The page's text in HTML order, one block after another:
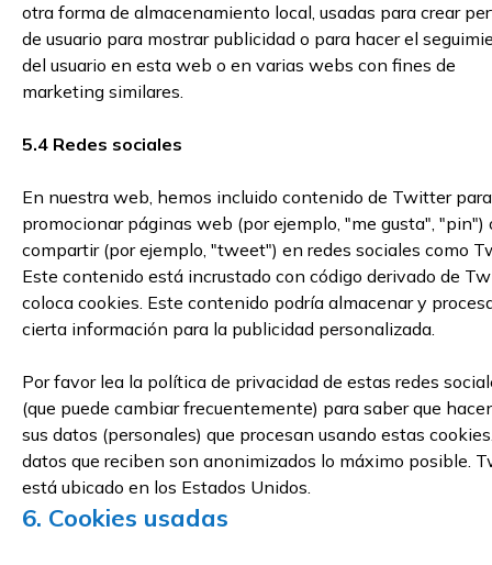
otra forma de almacenamiento local, usadas para crear
de usuario para mostrar publicidad o para hacer el
del usuario en esta web o en varias webs con fines de
marketing similares.
5.4 Redes sociales
En nuestra web, hemos incluido contenido de Twitter para
promocionar páginas web (por ejemplo, "me gusta", "pin")
compartir (por ejemplo, "tweet") en redes sociales como
Este contenido está incrustado con código derivado de
coloca cookies. Este contenido podría almacenar y
cierta información para la publicidad personalizada.
Por favor lea la política de privacidad de estas redes
(que puede cambiar frecuentemente) para saber que
sus datos (personales) que procesan usando estas
datos que reciben son anonimizados lo máximo posible.
está ubicado en los Estados Unidos.
6. Cookies usadas